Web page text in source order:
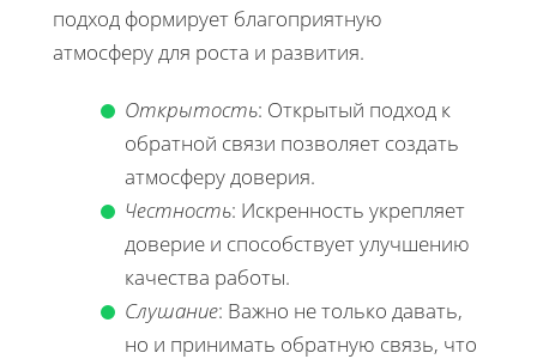
подход формирует благоприятную
атмосферу для роста и развития.
Открытость: Открытый подход к
обратной связи позволяет создать
атмосферу доверия.
Честность: Искренность укрепляет
доверие и способствует улучшению
качества работы.
Слушание: Важно не только давать,
но и принимать обратную связь, что